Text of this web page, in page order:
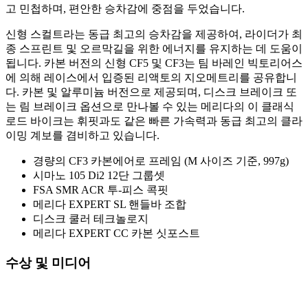
고 민첩하며, 편안한 승차감에 중점을 두었습니다.
신형 스컬트라는 동급 최고의 승차감을 제공하여, 라이더가 최
종 스프린트 및 오르막길을 위한 에너지를 유지하는 데 도움이
됩니다. 카본 버전의 신형 CF5 및 CF3는 팀 바레인 빅토리어스
에 의해 레이스에서 입증된 리액토의 지오메트리를 공유합니
다. 카본 및 알루미늄 버전으로 제공되며, 디스크 브레이크 또
는 림 브레이크 옵션으로 만나볼 수 있는 메리다의 이 클래식
로드 바이크는 휘핏과도 같은 빠른 가속력과 동급 최고의 클라
이밍 계보를 겸비하고 있습니다.
경량의 CF3 카본에어로 프레임 (M 사이즈 기준, 997g)
시마노 105 Di2 12단 그룹셋
FSA SMR ACR 투-피스 콕핏
메리다 EXPERT SL 핸들바 조합
디스크 쿨러 테크놀로지
메리다 EXPERT CC 카본 싯포스트
수상 및 미디어